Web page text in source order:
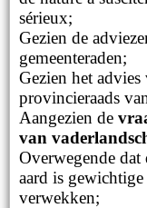
sérieux;
Gezien de
gemeenteraden;
Gezien het advies
provincieraads
Aangezien de
van
Overwegende
aard is
verwekken;